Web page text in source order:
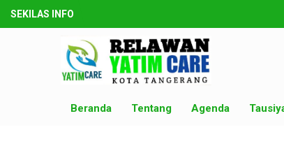
SEKILAS INFO
Beranda Tentang Agenda